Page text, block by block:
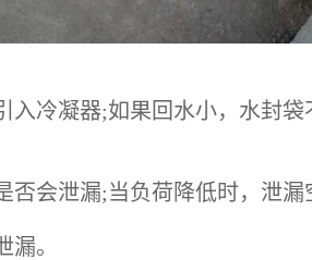
冷凝器;如果回水小，水封袋
会泄漏;当负荷降低时，泄漏
。